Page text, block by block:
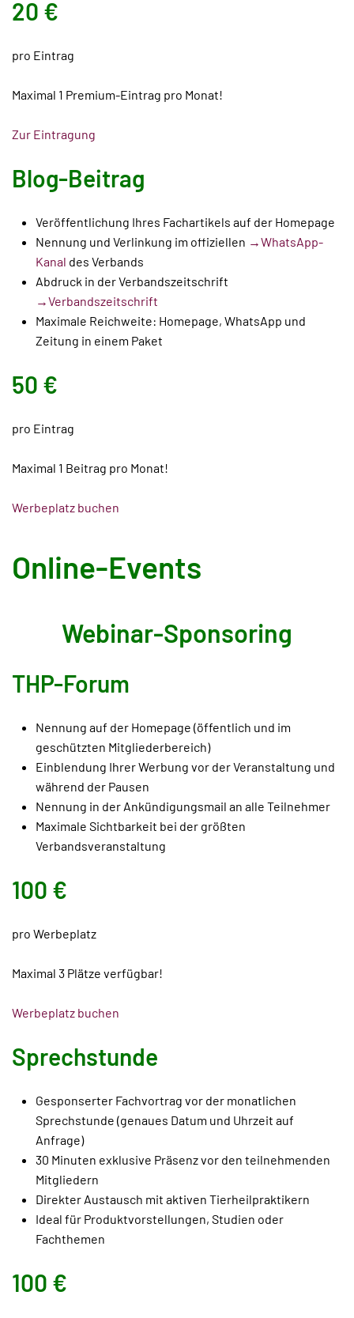
20 €
pro Eintrag
Maximal 1 Premium-Eintrag pro Monat!
Zur Eintragung
Blog-Beitrag
Veröffentlichung Ihres Fachartikels auf der Homepage
Nennung und Verlinkung im offiziellen →WhatsApp-
Kanal des Verbands
Abdruck in der Verbandszeitschrift
→Verbandszeitschrift
Maximale Reichweite: Homepage, WhatsApp und
Zeitung in einem Paket
50 €
pro Eintrag
Maximal 1 Beitrag pro Monat!
Werbeplatz buchen
Online-Events
Webinar-Sponsoring
THP-Forum
Nennung auf der Homepage (öffentlich und im
geschützten Mitgliederbereich)
Einblendung Ihrer Werbung vor der Veranstaltung und
während der Pausen
Nennung in der Ankündigungsmail an alle Teilnehmer
Maximale Sichtbarkeit bei der größten
Verbandsveranstaltung
100 €
pro Werbeplatz
Maximal 3 Plätze verfügbar!
Werbeplatz buchen
Sprechstunde
Gesponserter Fachvortrag vor der monatlichen
Sprechstunde (genaues Datum und Uhrzeit auf
Anfrage)
30 Minuten exklusive Präsenz vor den teilnehmenden
Mitgliedern
Direkter Austausch mit aktiven Tierheilpraktikern
Ideal für Produktvorstellungen, Studien oder
Fachthemen
100 €